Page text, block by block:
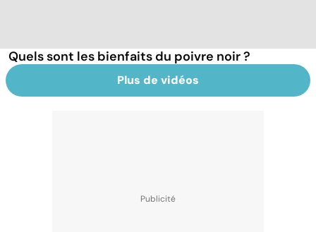
Quels sont les bienfaits du poivre noir ?
Plus de vidéos